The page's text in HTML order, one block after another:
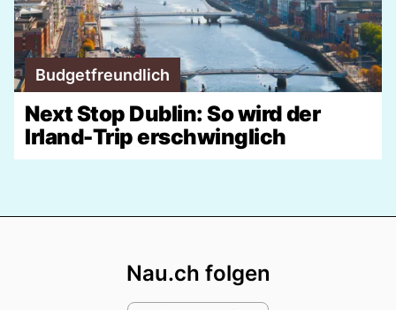
Budgetfreundlich
Next Stop Dublin: So wird der
Irland-Trip erschwinglich
Nau.ch folgen